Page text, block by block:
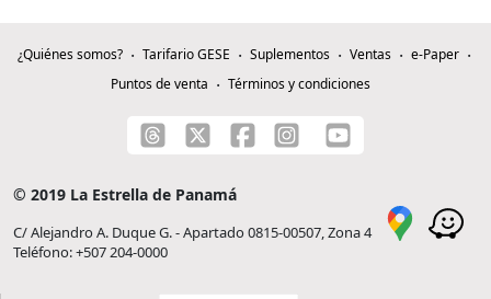
¿Quiénes somos? Tarifario GESE Suplementos Ventas
e-Paper
Puntos de venta
Términos y condiciones
© 2019 La Estrella de Panamá
C/ Alejandro A. Duque G. - Apartado 0815-00507, Zona 4
Teléfono: +507 204-0000